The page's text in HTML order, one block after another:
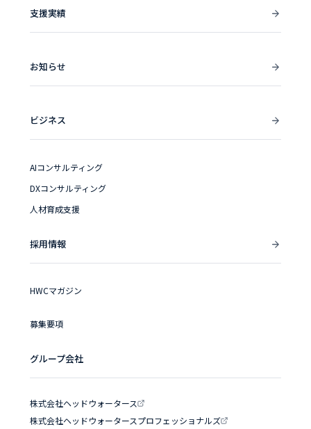
支援実績
お知らせ
ビジネス
AIコンサルティング
DXコンサルティング
人材育成支援
採用情報
HWCマガジン
募集要項
グループ会社
株式会社ヘッドウォータース
株式会社ヘッドウォータースプロフェッショナルズ